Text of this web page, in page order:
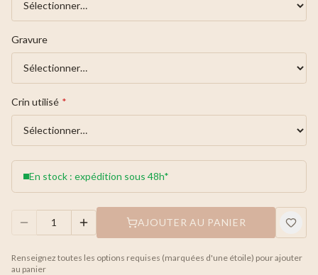
Gravure
Crin utilisé *
En stock : expédition sous 48h*
AJOUTER AU PANIER
Renseignez toutes les options requises (marquées d'une étoile) pour ajouter
au panier